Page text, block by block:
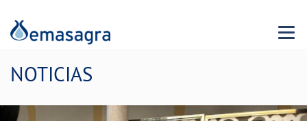
Menu
NOTICIAS